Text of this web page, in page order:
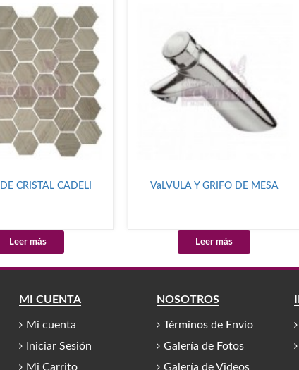
CRISTAL CADELI
Leer más
VaLVULA Y GRIFO DE MESA
Leer más
MI CUENTA
Mi cuenta
Iniciar Sesión
Mi Carrito
NOSOTROS
Términos de Envío
Galería de Fotos
Galería de Videos